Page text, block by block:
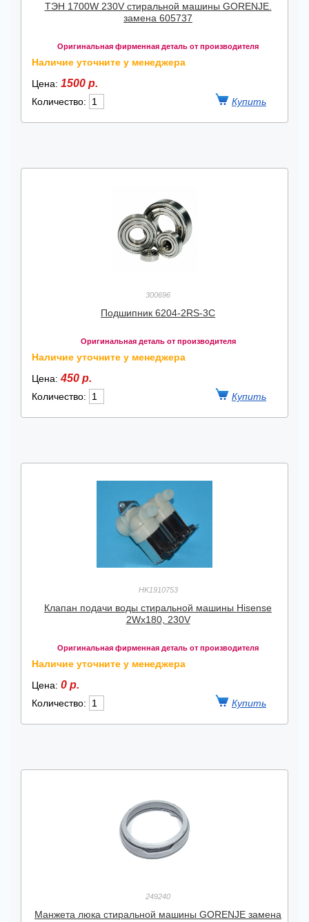
ТЭН 1700W 230V стиральной машины GORENJE.
замена 605737
Оригинальная фирменная деталь от производителя
Наличие уточните у менеджера
Цена: 1500 р.
Количество:
300696
Подшипник 6204-2RS-3C
Оригинальная деталь от производителя
Наличие уточните у менеджера
Цена:450 р.
Количество:
HK1910753
Клапан подачи воды стиральной машины Hisense
2Wx180, 230V
Оригинальная фирменная деталь от производителя
Наличие уточните у менеджера
Цена: 0 р.
Количество:
249240
Манжета люка стиральной машины GORENJE замена